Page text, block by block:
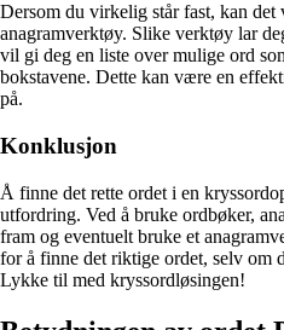
Dersom du virkelig står fast, kan
anagramverktøy. Slike verktøy lar
vil gi deg en liste over mulige ord
bokstavene. Dette kan være en
på.
Konklusjon
Å finne det rette ordet i en
utfordring. Ved å bruke ordbøker,
fram og eventuelt bruke et
for å finne det riktige ordet, selv om
Lykke til med kryssordløsingen!